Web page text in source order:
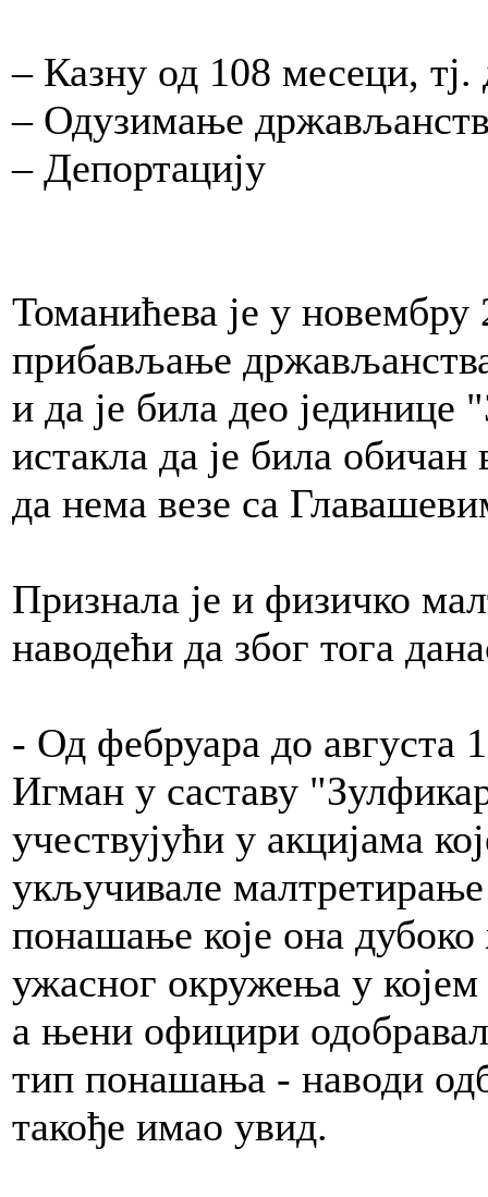
– Казну од 108 месеци, тј.
– Одузимање
– Депортацију
Томанићева је у
прибављање
и да је била део
истакла да је била обичан
да нема везе са
Признала је и физичко
наводећи да због тога
- Од фебруара до августа
Игман у саставу
учествујући у акцијама
укључивале
понашање које она
ужасног окружења у којем
а њени официри
тип понашања - наводи
такође имао увид.